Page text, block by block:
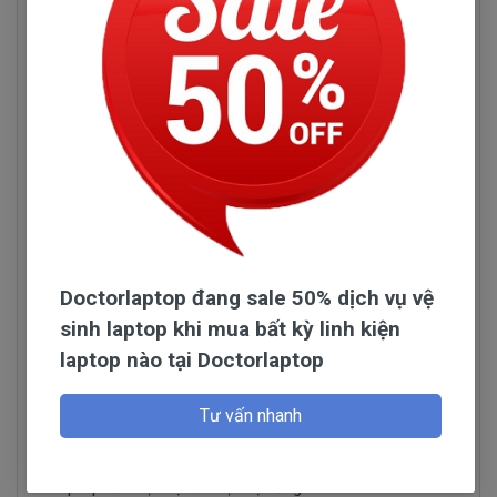
và đã được kiểm định chất lượng trước khi bán ra.
Dấu hiệu nhận biết sạc laptop Dell
Alienware M17x Sandy Bridge bị
hư hỏng
có bất kì tín hiệu gì. Nguyên nhân có thể adapter của
laptop bị chập điện đã làm sạc bị cháy mạch bên
Doctorlaptop đang sale 50% dịch vụ vệ
sinh laptop khi mua bất kỳ linh kiện
laptop nào tại Doctorlaptop
Tư vấn nhanh